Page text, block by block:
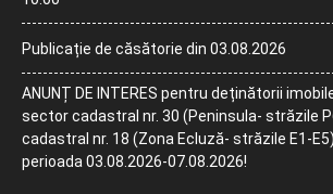
Publicație de căsătorie din 03.08.2026
ANUNȚ DE INTERES pentru deținătorii
sector cadastral nr. 30 (Peninsula- străzile
cadastral nr. 18 (Zona Ecluză- străzile E1-
perioada 03.08.2026-07.08.2026!